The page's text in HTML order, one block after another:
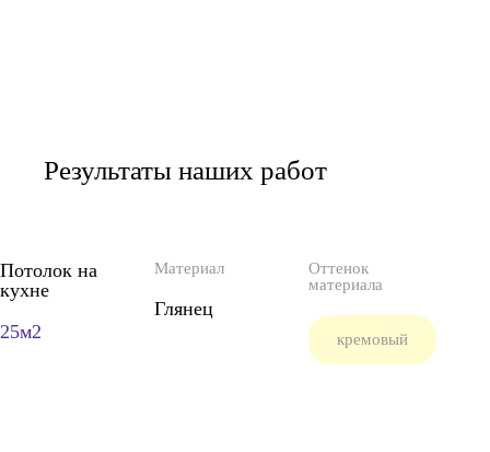
Результаты наших работ
Потолок на
кухне
25м2
Материал
Глянец
Оттенок
материала
кремовый